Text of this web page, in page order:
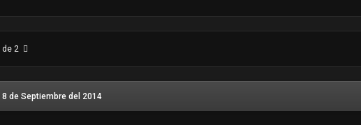
de 2
8 de Septiembre del 2014